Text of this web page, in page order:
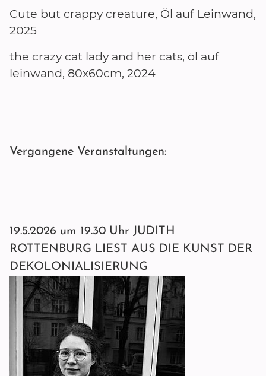
Cute but crappy creature, Öl auf Leinwand,
2025
the crazy cat lady and her cats, öl auf
leinwand, 80x60cm, 2024
Vergangene Veranstaltungen:
19.5.2026 um 19.30 Uhr JUDITH
ROTTENBURG LIEST AUS DIE KUNST DER
DEKOLONIALISIERUNG